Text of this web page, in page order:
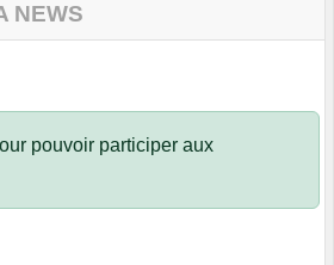
NEWS
pouvoir participer aux